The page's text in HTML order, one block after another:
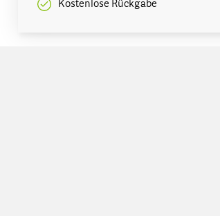
Kostenlose Rückgabe